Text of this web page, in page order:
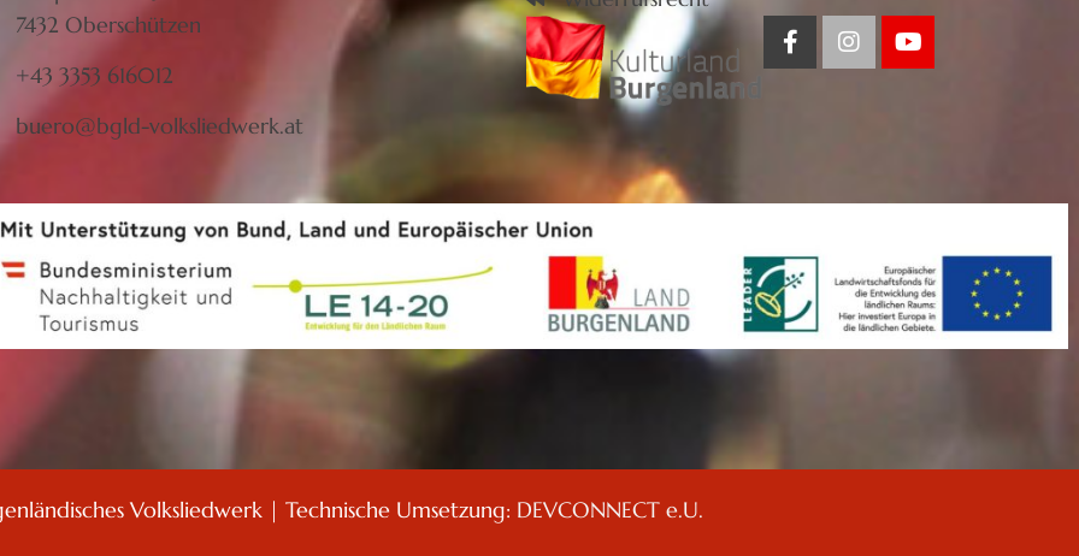
7432 Oberschützen
+43 3353 616012
buero@bgld-volksliedwerk.at
Volksliedwerk | Technische Umsetzung: DEVCONNECT e.U.